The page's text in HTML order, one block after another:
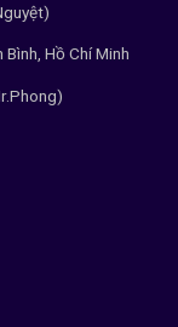
Hồ Chí Minh